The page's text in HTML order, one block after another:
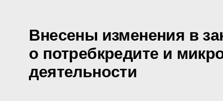
Внесены изменения в
о потребкредите и
деятельности